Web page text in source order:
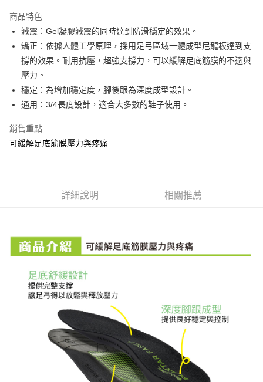
Apple Pay
街口支付
悠遊付
Google Pay
流程，驗證手機門號後，選擇欲分期的期數、繳款截止日，確認付款後即完
消。如遇「轉專審核」未通過狀況，表示未達大哥付你分期系統評分，恕無
法說明評估內容。
1.分期款項不併入電信帳單，「大哥付你分期」於每月結算日後寄送繳費提
醒簡訊。
2.透過簡訊連結打開帳單後，可選擇「超商條碼／台灣大直營門市／銀行轉
帳／街口支付／iPASS MONEY」等通路繳費。
1.本服務係由「台灣大哥大股份有限公司」（以下簡稱本公司）所提供，讓
用戶於交易時，得透過本服務購買商品或服務，並由商店將買賣／分期付款
買賣價金債權讓與本公司後，依約使用本公司帳單繳交帳款。
2.基於同意付款使用「大哥付你分期」之契約關係目的，商店將以您的個人
資料（包含姓名、電話或地址）提供予台灣大哥大進項蒐集、處理及利用，
【關於「AFTEE先享後付」】
２．便利：只要手機號碼，簡訊認證，即可結帳。
３．安心：先確認商品／服務後，再付款。
【「AFTEE先享後付」結帳流程】
１．於結帳方式選擇「AFTEE先享後付」後，將跳轉至「AFTEE先享後付」
結帳頁面，進行簡訊認證並確認金額後，即可完成結帳。
２．訂單成立數日內，您將收到繳費通知簡訊。
３．收到繳費通知簡訊後14天內，點擊此簡訊中的連結，可透過四大超商／
ATM／網路銀行／等多元方式進行付款，方視為交易完成。
※ 請注意：結帳手續完成當下不需立刻繳費，但若您需要取消訂單，請聯絡
購買商品的店家。未經商家同意取消之訂單仍視為有效，需透過AFTEE先享
後付繳納相關費用。
※ 交易是否成功請以「AFTEE先享後付 」之結帳頁面顯示為準，若有關於
是否繳費成功／繳費後需取消欲退款等相關疑問，請聯繫「AFTEE先享後付
全家取貨付款
每筆NT$60，滿NT$499(含以上)免運費
7-11取貨付款
每筆NT$60，滿NT$799(含以上)免運費
每筆NT$100，滿NT$799(含以上)免運費
商品特色
減震：Gel凝膠減震的同時達到防滑穩定的效果。
矯正：依據人體工學原理，採用足弓區域一體成型尼龍板達到支
撐的效果。耐用抗壓，超強支撐力，可以緩解足底筋膜的不適與
壓力。
穩定：為增加穩定度，腳後跟為深度成型設計。
通用：3/4長度設計，適合大多數的鞋子使用。
銷售重點
可緩解足底筋膜壓力與疼痛
詳細說明 相關推薦